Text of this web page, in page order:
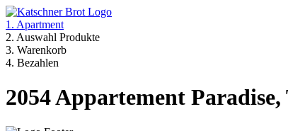
1. Apartment
2. Auswahl Produkte
3. Warenkorb
4. Bezahlen
2054 Appartement Paradise,